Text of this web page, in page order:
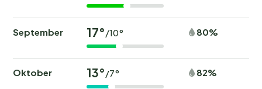
September 17°/10° 80%
Oktober 13°/7° 82%